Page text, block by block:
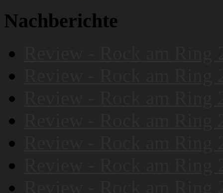
Nachberichte